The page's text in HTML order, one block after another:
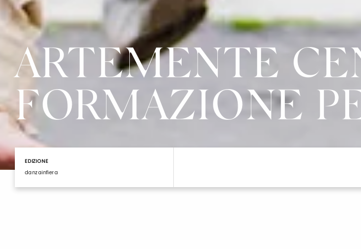
ARTEMENTE
FORMAZIONE
EDIZIONE
danzainfiera